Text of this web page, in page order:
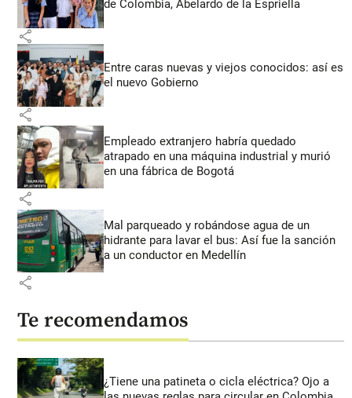
de Colombia, Abelardo de la Espriella
share
Entre caras nuevas y viejos conocidos: así es
el nuevo Gobierno
share
Empleado extranjero habría quedado
atrapado en una máquina industrial y murió
en una fábrica de Bogotá
share
Mal parqueado y robándose agua de un
hidrante para lavar el bus: Así fue la sanción
a un conductor en Medellín
share
Te recomendamos
¿Tiene una patineta o cicla eléctrica? Ojo a